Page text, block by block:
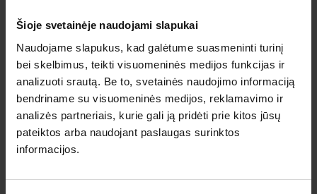
Šioje svetainėje naudojami slapukai
Naudojame slapukus, kad galėtume suasmeninti turinį
bei skelbimus, teikti visuomeninės medijos funkcijas ir
analizuoti srautą. Be to, svetainės naudojimo informaciją
bendriname su visuomeninės medijos, reklamavimo ir
analizės partneriais, kurie gali ją pridėti prie kitos jūsų
pateiktos arba naudojant paslaugas surinktos
informacijos.
PRAMONĖS AUTOMATIKA
SKYDŲ SISTEMOS IR
KOMPONENTAI
5.6.2025
Skaitymo laikas: 2 min
KATKO KL gnybtai
sertifikuoti pagal